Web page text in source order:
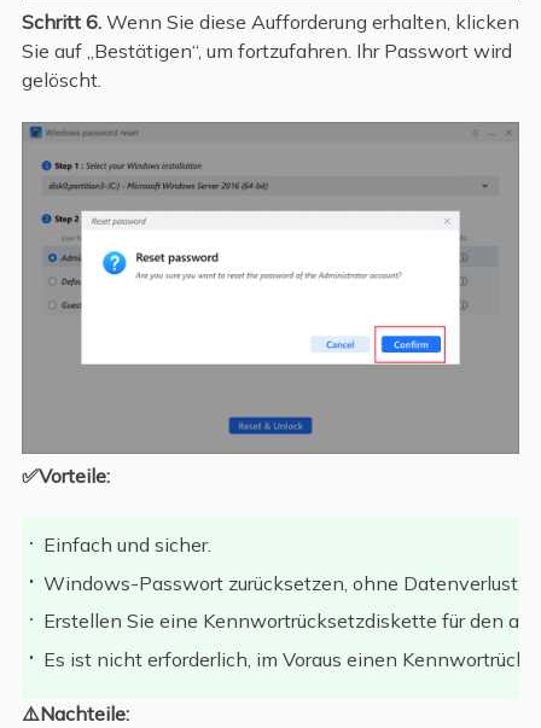
Schritt 6.Wenn Sie diese Aufforderung erhalten, klicken
Sie auf „Bestätigen“, um fortzufahren. Ihr Passwort wird
gelöscht.
✅Vorteile:
Einfach und sicher.
Windows-Passwort zurücksetzen, ohne Datenverlust.
Erstellen Sie eine Kennwortrücksetzdiskette für den
Es ist nicht erforderlich, im Voraus einen
⚠️Nachteile: